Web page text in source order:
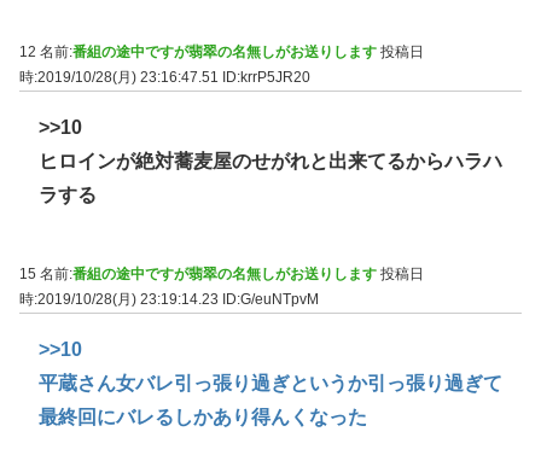
12 名前:番組の途中ですが翡翠の名無しがお送りします 投稿日
時:2019/10/28(月) 23:16:47.51 ID:krrP5JR20
>>10
ヒロインが絶対蕎麦屋のせがれと出来てるからハラハ
ラする
15 名前:番組の途中ですが翡翠の名無しがお送りします 投稿日
時:2019/10/28(月) 23:19:14.23
ID:G/euNTpvM
>>10
平蔵さん女バレ引っ張り過ぎというか引っ張り過ぎて
最終回にバレるしかあり得んくなった